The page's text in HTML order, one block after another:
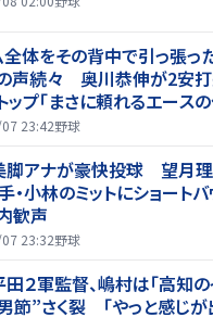
全体をその背中で引っ張っ
声続々 奥川恭伸が2安
ップ「まさに頼れるエースの
23:42野球
脚アナが豪快投球 望月
小林のミットにショート
歓声
23:32野球
田２軍監督、嶋村は「高知
節”さく裂 「やっと感じが